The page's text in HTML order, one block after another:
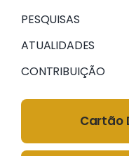
PESQUISAS
ATUALIDADES
CONTRIBUIÇÃO
Cartão